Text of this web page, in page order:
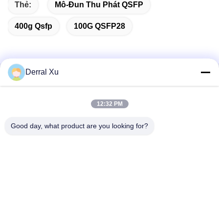
Thẻ: Mô-Đun Thu Phát QSFP
400g Qsfp 100G QSFP28
Liên lạc nhanh
Tòa nhà 2 #, số 1000 Đại lộ Tiangong, đường Xinxing, Khu
Derral Xu
12:32 PM
Good day, what product are you looking for?